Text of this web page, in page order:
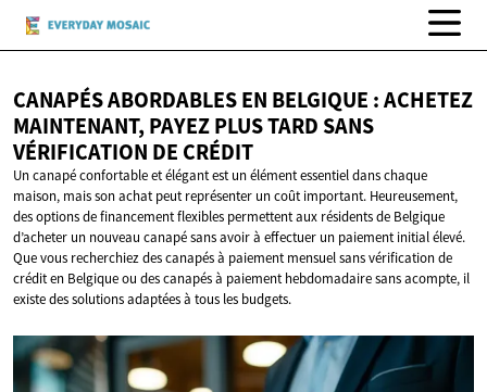
CANAPÉS ABORDABLES EN BELGIQUE : ACHETEZ
MAINTENANT, PAYEZ PLUS TARD SANS
VÉRIFICATION DE CRÉDIT
Un canapé confortable et élégant est un élément essentiel dans chaque
maison, mais son achat peut représenter un coût important. Heureusement,
des options de financement flexibles permettent aux résidents de Belgique
d’acheter un nouveau canapé sans avoir à effectuer un paiement initial élevé.
Que vous recherchiez des canapés à paiement mensuel sans vérification de
crédit en Belgique ou des canapés à paiement hebdomadaire sans acompte, il
existe des solutions adaptées à tous les budgets.